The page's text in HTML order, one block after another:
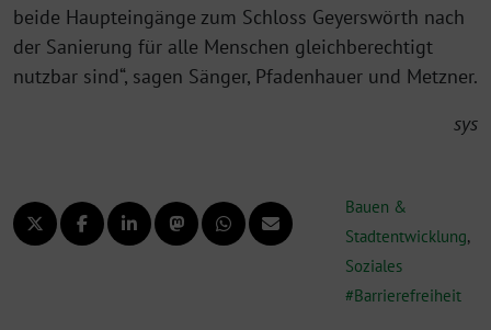
beide Haupteingänge zum Schloss Geyerswörth nach
der Sanierung für alle Menschen gleichberechtigt
nutzbar sind“, sagen Sänger, Pfadenhauer und Metzner.
sys
Bauen &
Stadtentwicklung,
Soziales
Barrierefreiheit